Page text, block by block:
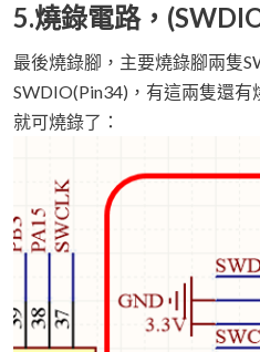
5.燒錄電路，
最後燒錄腳，主要燒錄腳兩隻
SWDIO(Pin34)，有這兩隻還
就可燒錄了：